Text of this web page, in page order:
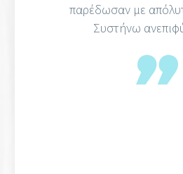
παρέδωσαν με
Συστήνω